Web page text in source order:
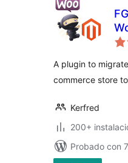
A plugin to
commerce store
Kerfred
200+
Probado con